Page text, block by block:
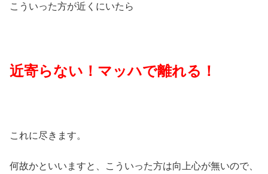
こういった方が近くにいたら
近寄らない！マッハで離れる！
これに尽きます。
何故かといいますと、こういった方は向上心が無いので、